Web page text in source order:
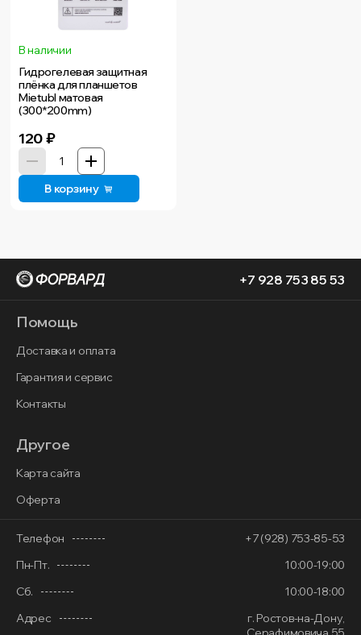
В наличии
Гидрогелевая защитная
плёнка для планшетов
Mietubl матовая
(300*200mm)
120₽
В корзину
+7 928 753 85 53
Помощь
Доставка и оплата
Гарантия и сервис
Контакты
Другое
Карта сайта
Оферта
Телефон
+7 (928) 753-85-53
Пн-Пт.
10:00-19:00
Сб.
10:00-18:00
Адрес
г. Ростов-на-Дону,